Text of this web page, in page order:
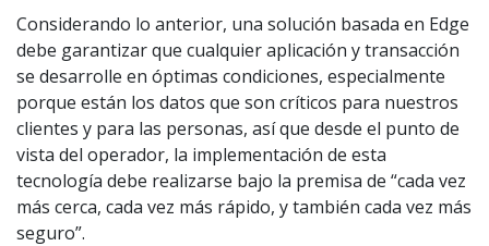
Considerando lo anterior, una solución basada en Edge
debe garantizar que cualquier aplicación y transacción
se desarrolle en óptimas condiciones, especialmente
porque están los datos que son críticos para nuestros
clientes y para las personas, así que desde el punto de
vista del operador, la implementación de esta
tecnología debe realizarse bajo la premisa de “cada vez
más cerca, cada vez más rápido, y también cada vez más
seguro”.